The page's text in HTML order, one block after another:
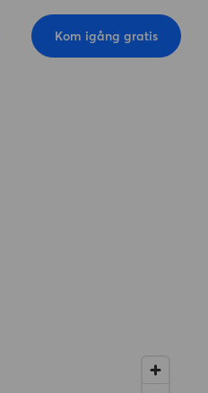
Kom igång gratis